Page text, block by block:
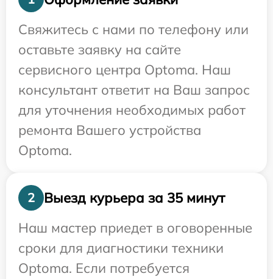
Свяжитесь с нами по телефону или
оставьте заявку на сайте
сервисного центра Optoma. Наш
консультант ответит на Ваш запрос
для уточнения необходимых работ
ремонта Вашего устройства
Optoma.
2
Выезд курьера за 35 минут
Наш мастер приедет в оговоренные
сроки для диагностики техники
Optoma. Если потребуется